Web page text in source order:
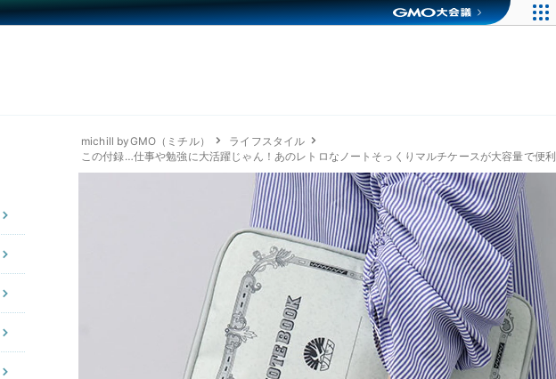
michill byGMO（ミチル）
ライフスタイル
この付録…仕事や勉強に大活躍じゃん！あのレトロなノートそっくりマルチケースが大容量で便利